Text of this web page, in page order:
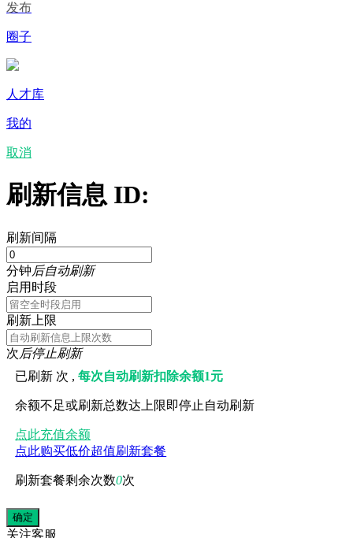
发布
圈子
人才库
我的
取消
刷新信息 ID:
刷新间隔
分钟后自动刷新
启用时段
刷新上限
次后停止刷新
已刷新 次 ,每次自动刷新扣除余额1元
余额不足或刷新总数达上限即停止自动刷新
点此充值余额
点此购买低价超值刷新套餐
刷新套餐剩余次数0次
关注客服